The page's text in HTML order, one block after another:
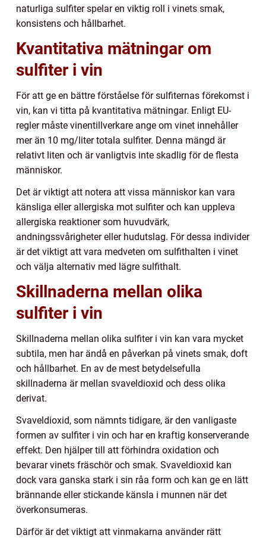
naturliga sulfiter spelar en viktig roll i vinets smak,
konsistens och hållbarhet.
Kvantitativa mätningar om
sulfiter i vin
För att ge en bättre förståelse för sulfiternas förekomst i
vin, kan vi titta på kvantitativa mätningar. Enligt EU-
regler måste vinentillverkare ange om vinet innehåller
mer än 10 mg/liter totala sulfiter. Denna mängd är
relativt liten och är vanligtvis inte skadlig för de flesta
människor.
Det är viktigt att notera att vissa människor kan vara
känsliga eller allergiska mot sulfiter och kan uppleva
allergiska reaktioner som huvudvärk,
andningssvårigheter eller hudutslag. För dessa individer
är det viktigt att vara medveten om sulfithalten i vinet
och välja alternativ med lägre sulfithalt.
Skillnaderna mellan olika
sulfiter i vin
Skillnaderna mellan olika sulfiter i vin kan vara mycket
subtila, men har ändå en påverkan på vinets smak, doft
och hållbarhet. En av de mest betydelsefulla
skillnaderna är mellan svaveldioxid och dess olika
derivat.
Svaveldioxid, som nämnts tidigare, är den vanligaste
formen av sulfiter i vin och har en kraftig konserverande
effekt. Den hjälper till att förhindra oxidation och
bevarar vinets fräschör och smak. Svaveldioxid kan
dock vara ganska stark i sin råa form och kan ge en lätt
brännande eller stickande känsla i munnen när det
överkonsumeras.
Därför är det viktigt att vinmakarna använder rätt